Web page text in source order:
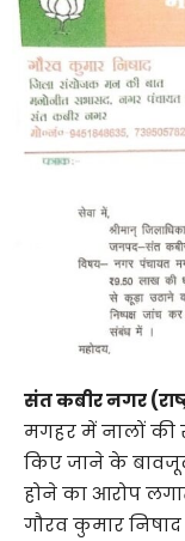
संत कबीर नगर
मगहर में नालों की
किए जाने के
होने का आरोप
गौरव कुमार